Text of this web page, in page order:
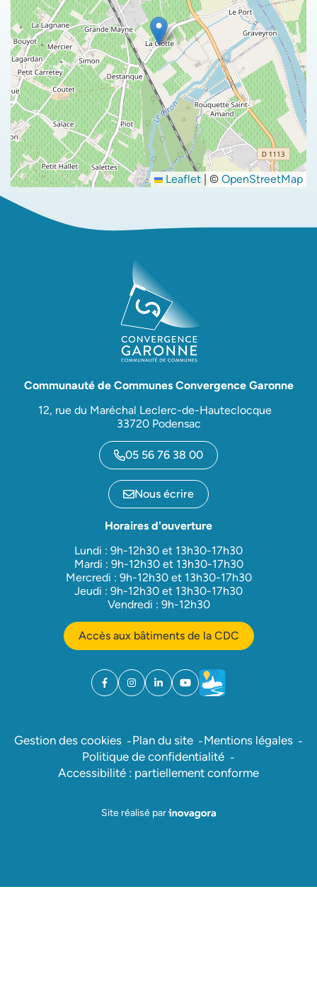
Leaflet © OpenStreetMap
Communauté de Communes Convergence Garonne
12, rue du Maréchal Leclerc-de-Hauteclocque
33720 Podensac
05 56 76 38 00
Nous écrire
Horaires d'ouverture
Lundi : 9h-12h30 et 13h30-17h30
Mardi : 9h-12h30 et 13h30-17h30
Mercredi : 9h-12h30 et 13h30-17h30
Jeudi : 9h-12h30 et 13h30-17h30
Vendredi : 9h-12h30
Accès aux bâtiments de la CDC
Facebook
(ouverture dans un nouvel onglet)
Instagram
(ouverture dans un nouvel onglet)
Linkedin
(ouverture dans un nouvel onglet)
YouTube
(ouverture dans un nouvel
Météo
(ouverture dans un
Gestion des cookies Plan du site
Mentions légales
Politique de confidentialité
Accessibilité : partiellement conforme
Site réalisé parInovagora (ouverture dans un